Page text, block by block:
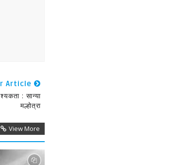
Article
: सान्या
मल्होत्रा
View More